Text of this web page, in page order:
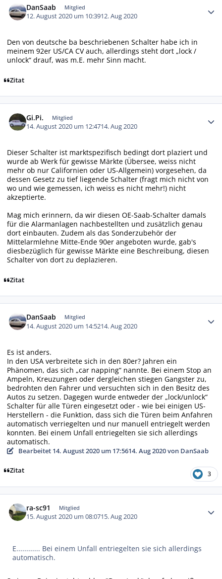
DanSaab Mitglied
12. August 2020 um 10:3912. Aug 2020
Den von deutsche ba beschriebenen Schalter habe ich in
meinem 92er US/CA CV auch, allerdings steht dort „lock /
unlock“ drauf, was m.E. mehr Sinn macht.
Zitat
Gi.Pi. Mitglied
14. August 2020 um 12:4714. Aug 2020
Dieser Schalter ist marktspezifisch bedingt dort plaziert und
wurde ab Werk für gewisse Märkte (Übersee, weiss nicht
mehr ob nur Californien oder US-Allgemein) vorgesehen, da
dessen Gesetz zu tief liegende Schalter (fragt mich nicht von
wo und wie gemessen, ich weiss es nicht mehr!) nicht
akzeptierte.
Mag mich erinnern, da wir diesen OE-Saab-Schalter damals
für die Alarmanlagen nachbestellten und zusätzlich genau
dort einbauten. Zudem als das Sonderzubehör der
Mittelarmlehne Mitte-Ende 90er angeboten wurde, gab's
diesbezüglich für gewisse Märkte eine Beschreibung, diesen
Schalter von dort zu deplazieren.
Zitat
DanSaab Mitglied
14. August 2020 um 14:5214. Aug 2020
Es ist anders.
In den USA verbreitete sich in den 80er? Jahren ein
Phänomen, das sich „car napping“ nannte. Bei einem Stop an
Ampeln, Kreuzungen oder dergleichen stiegen Gangster zu,
bedrohten den Fahrer und versuchten sich in den Besitz des
Autos zu setzen. Dagegen wurde entweder der „lock/unlock“
Schalter für alle Türen eingesetzt oder - wie bei einigen US-
Herstellern - die Funktion, dass sich die Türen beim Anfahren
automatisch verriegelten und nur manuell entriegelt werden
konnten. Bei einem Unfall entriegelten sie sich allerdings
automatisch.
Bearbeitet 14. August 2020 um 17:5614. Aug 2020von DanSaab
Zitat 3
ra-sc91 Mitglied
15. August 2020 um 08:0715. Aug 2020
E............ Bei einem Unfall entriegelten sie sich allerdings
automatisch.